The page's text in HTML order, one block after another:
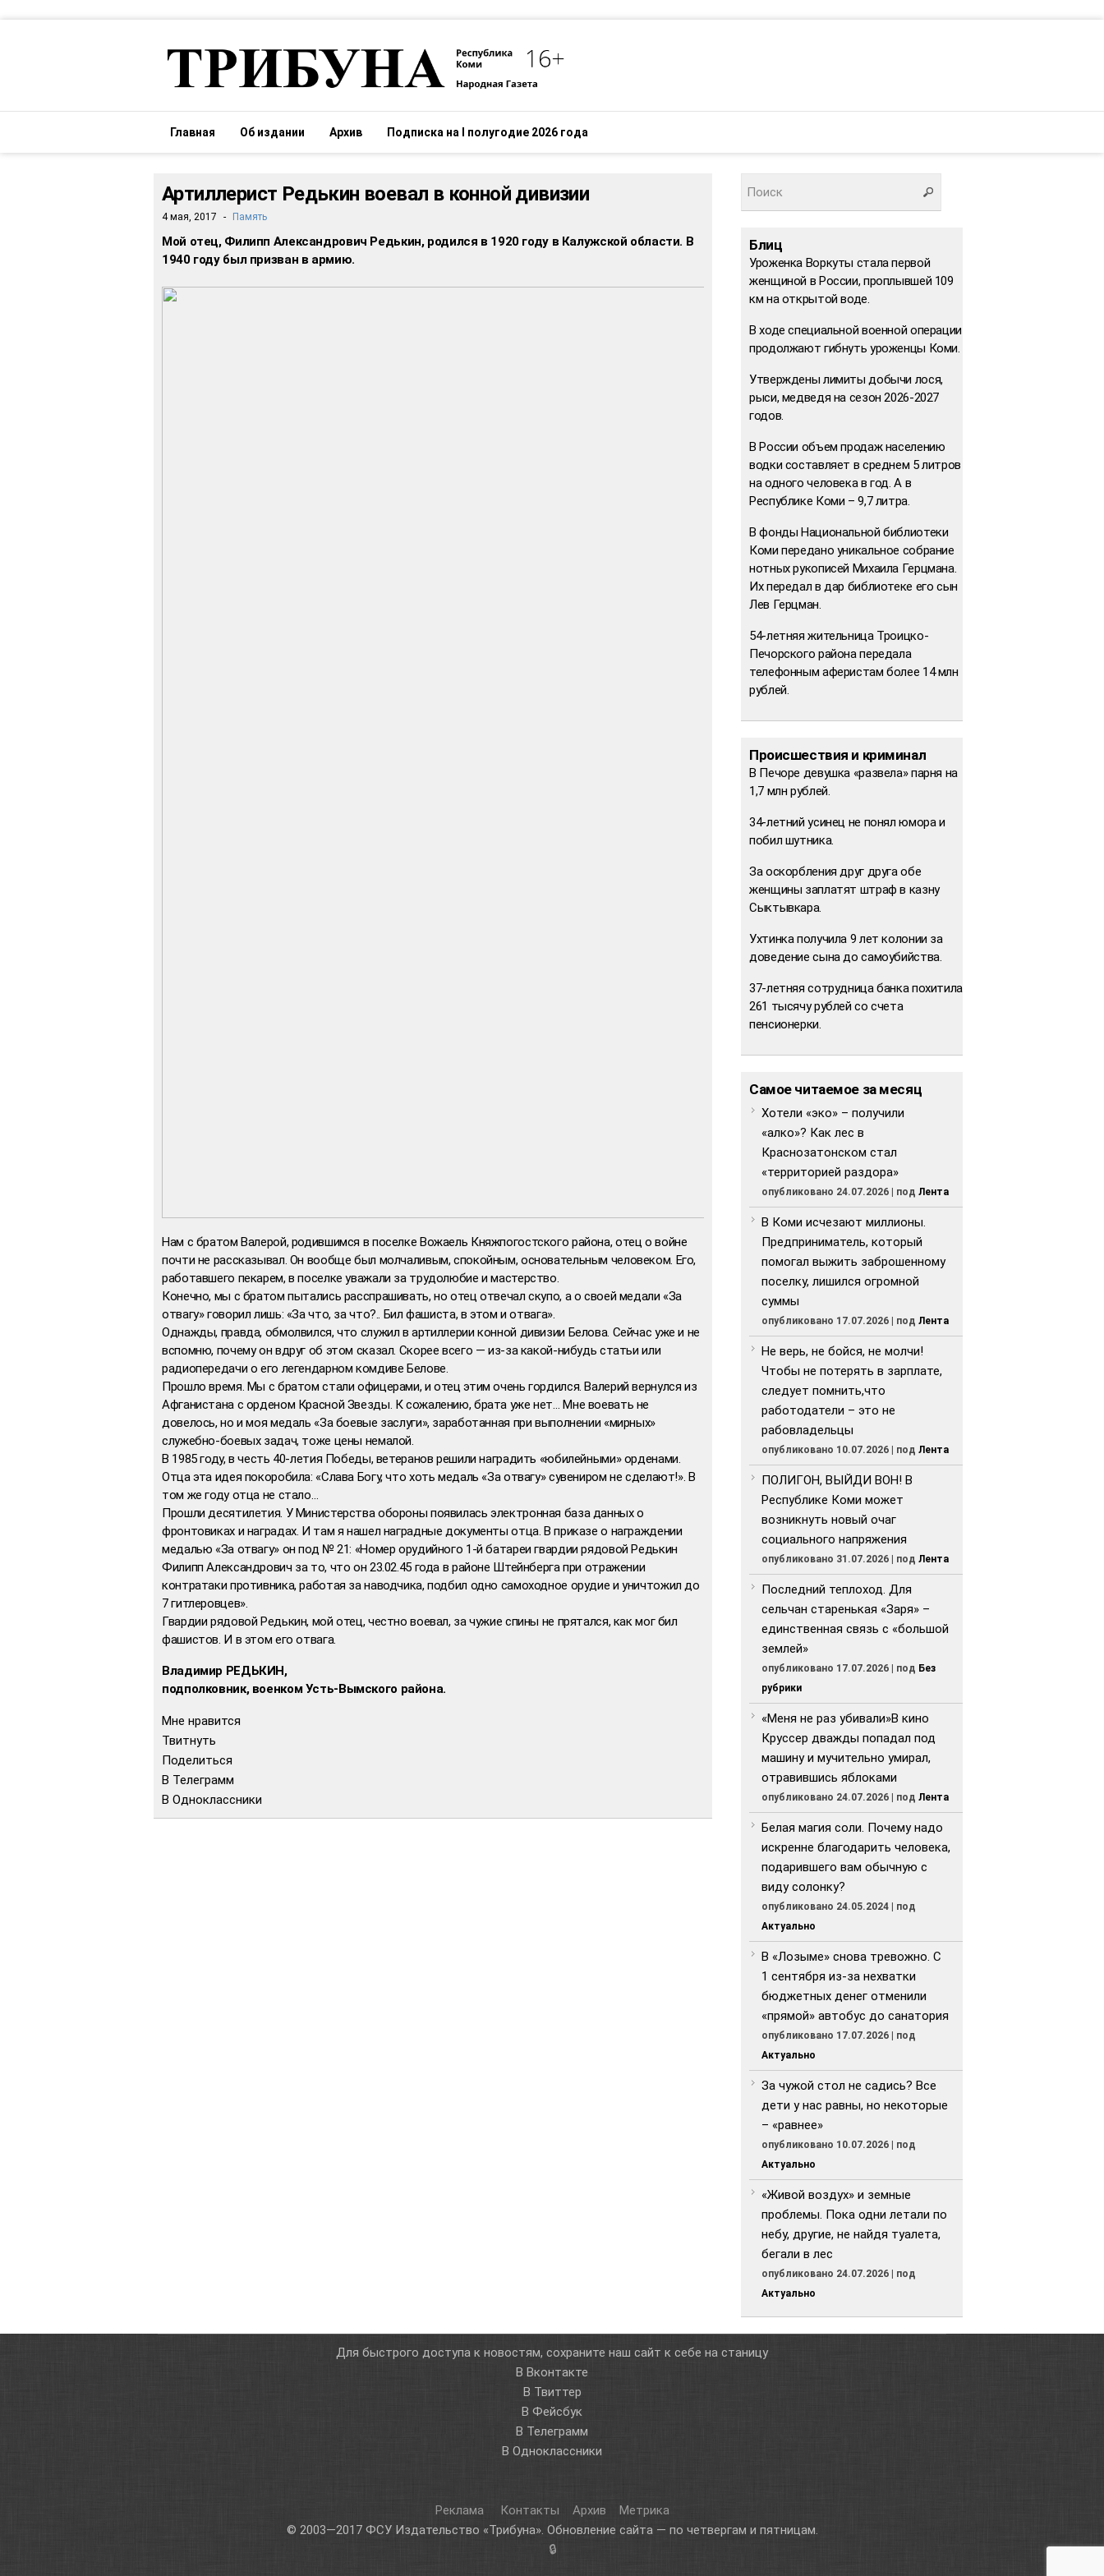
Главная Об издании Архив Подписка на I полугодие 2026 года
Артиллерист Редькин воевал в конной дивизии
4 мая, 2017 - Память
Мой отец, Филипп Александрович Редькин, родился в 1920 году в Калужской области. В
1940 году был призван в армию.
Нам с братом Валерой, родившимся в поселке Вожаель Княжпогостского района, отец о войне
почти не рассказывал. Он вообще был молчаливым, спокойным, основательным человеком. Его,
работавшего пекарем, в поселке уважали за трудолюбие и мастерство.
Конечно, мы с братом пытались расспрашивать, но отец отвечал скупо, а о своей медали «За
отвагу» говорил лишь: «За что, за что?.. Бил фашиста, в этом и отвага».
Однажды, правда, обмолвился, что служил в артиллерии конной дивизии Белова. Сейчас уже и не
вспомню, почему он вдруг об этом сказал. Скорее всего — из-за какой-нибудь статьи или
радиопередачи о его легендарном комдиве Белове.
Прошло время. Мы с братом стали офицерами, и отец этим очень гордился. Валерий вернулся из
Афганистана с орденом Красной Звезды. К сожалению, брата уже нет… Мне воевать не
довелось, но и моя медаль «За боевые заслуги», заработанная при выполнении «мирных»
служебно-боевых задач, тоже цены немалой.
В 1985 году, в честь 40-летия Победы, ветеранов решили наградить «юбилейными» орденами.
Отца эта идея покоробила: «Слава Богу, что хоть медаль «За отвагу» сувениром не сделают!». В
том же году отца не стало…
Прошли десятилетия. У Министерства обороны появилась электронная база данных о
фронтовиках и наградах. И там я нашел наградные документы отца. В приказе о награждении
медалью «За отвагу» он под № 21: «Номер орудийного 1-й батареи гвардии рядовой Редькин
Филипп Александрович за то, что он 23.02.45 года в районе Штейнберга при отражении
контратаки противника, работая за наводчика, подбил одно самоходное орудие и уничтожил до
7 гитлеровцев».
Гвардии рядовой Редькин, мой отец, честно воевал, за чужие спины не прятался, как мог бил
фашистов. И в этом его отвага.
Владимир РЕДЬКИН,
подполковник, военком Усть-Вымского района.
Мне нравится
Твитнуть
Поделиться
В Телеграмм
В Одноклассники
Блиц
Уроженка Воркуты стала первой
женщиной в России, проплывшей 109
км на открытой воде.
В ходе специальной военной операции
продолжают гибнуть уроженцы Коми.
Утверждены лимиты добычи лося,
рыси, медведя на сезон 2026-2027
годов.
В России объем продаж населению
водки составляет в среднем 5 литров
на одного человека в год. А в
Республике Коми – 9,7 литра.
В фонды Национальной библиотеки
Коми передано уникальное собрание
нотных рукописей Михаила Герцмана.
Их передал в дар библиотеке его сын
Лев Герцман.
54-летняя жительница Троицко-
Печорского района передала
телефонным аферистам более 14 млн
рублей.
Происшествия и криминал
В Печоре девушка «развела» парня на
1,7 млн рублей.
34-летний усинец не понял юмора и
побил шутника.
За оскорбления друг друга обе
женщины заплатят штраф в казну
Сыктывкара.
Ухтинка получила 9 лет колонии за
доведение сына до самоубийства.
37-летняя сотрудница банка похитила
261 тысячу рублей со счета
пенсионерки.
Самое читаемое за месяц
Хотели «эко» – получили
«алко»? Как лес в
Краснозатонском стал
«территорией раздора»
опубликовано 24.07.2026 | под Лента
В Коми исчезают миллионы.
Предприниматель, который
помогал выжить заброшенному
поселку, лишился огромной
суммы
опубликовано 17.07.2026 | под Лента
Не верь, не бойся, не молчи!
Чтобы не потерять в зарплате,
следует помнить,что
работодатели – это не
рабовладельцы
опубликовано 10.07.2026 | под Лента
ПОЛИГОН, ВЫЙДИ ВОН! В
Республике Коми может
возникнуть новый очаг
социального напряжения
опубликовано 31.07.2026 | под Лента
Последний теплоход. Для
сельчан старенькая «Заря» –
единственная связь с «большой
землей»
опубликовано 17.07.2026 | под Без
рубрики
«Меня не раз убивали»В кино
Круссер дважды попадал под
машину и мучительно умирал,
отравившись яблоками
опубликовано 24.07.2026 | под Лента
Белая магия соли. Почему надо
искренне благодарить человека,
подарившего вам обычную с
виду солонку?
опубликовано 24.05.2024 | под
Актуально
В «Лозыме» снова тревожно. С
1 сентября из-за нехватки
бюджетных денег отменили
«прямой» автобус до санатория
опубликовано 17.07.2026 | под
Актуально
За чужой стол не садись? Все
дети у нас равны, но некоторые
– «равнее»
опубликовано 10.07.2026 | под
Актуально
«Живой воздух» и земные
проблемы. Пока одни летали по
небу, другие, не найдя туалета,
бегали в лес
опубликовано 24.07.2026 | под
Актуально
Для быстрого доступа к новостям, сохраните наш сайт к себе на станицу
В Вконтакте
В Твиттер
В Фейсбук
В Телеграмм
В Одноклассники
Реклама Контакты Архив
Метрика
© 2003—2017 ФСУ Издательство «Трибуна». Обновление сайта — по четвергам и пятницам.
🔒